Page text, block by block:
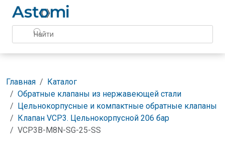
Главная
Каталог
Обратные клапаны из нержавеющей стали
Цельнокорпусные и компактные обратные клапаны
Клапан VCP3. Цельнокорпусной 206 бар
VCP3B-M8N-SG-25-SS